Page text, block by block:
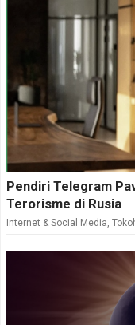
Pendiri Telegram
Terorisme di Rusia
Internet & Social Media,